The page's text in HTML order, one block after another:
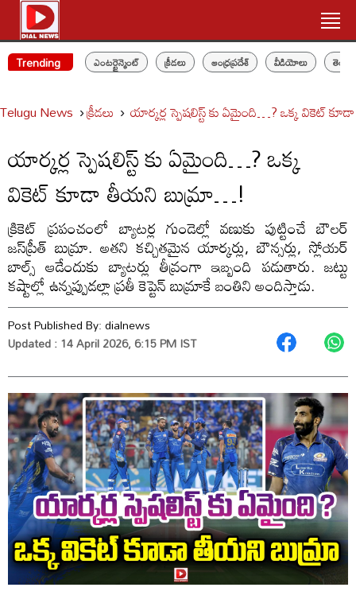
Trending ఎంటర్టైన్మెంట్ క్రీడలు ఆంధ్రప్రదేశ్ వీడియోలు
Telugu News క్రీడలు యార్కర్ల స్పెషలిస్ట్ కు ఏమైంది…? ఒక్క వికెట్
యార్కర్ల స్పెషలిస్ట్ కు ఏమైంది…? ఒక్క
వికెట్ కూడా తీయని బుమ్రా…!
క్రికెట్ ప్రపంచంలో బ్యాటర్ల గుండెల్లో వణుకు పుట్టించే బౌలర్
జస్‌ప్రీత్ బుమ్రా. అతని కచ్చితమైన యార్కర్లు, బౌన్సర్లు, స్లోయర్
బాల్స్ ఆడేందుకు బ్యాటర్లు తీవ్రంగా ఇబ్బంది పడుతారు. జట్టు
కష్టాల్లో ఉన్నప్పుడల్లా ప్రతీ కెప్టెన్ బుమ్రాకే బంతిని అందిస్తాడు.
Post Published By:dialnews
Updated : 14 April 2026, 6:15 PM IST